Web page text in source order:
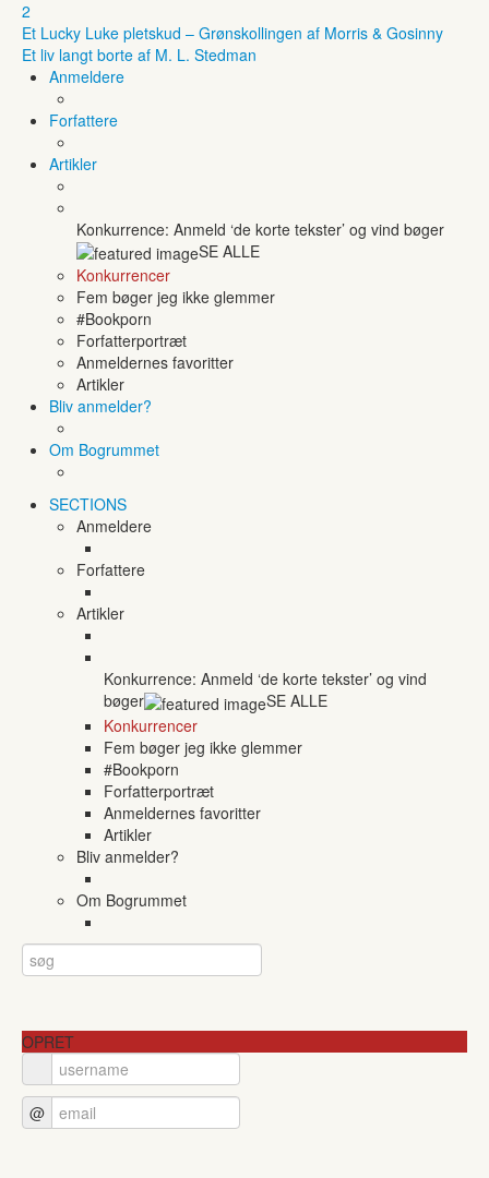
2
Et Lucky Luke pletskud – Grønskollingen af Morris & Gosinny
Et liv langt borte af M. L. Stedman
Anmeldere
Forfattere
Artikler
Konkurrence: Anmeld ‘de korte tekster’ og vind bøger
SE ALLE
Konkurrencer
Fem bøger jeg ikke glemmer
#Bookporn
Forfatterportræt
Anmeldernes favoritter
Artikler
Bliv anmelder?
Om Bogrummet
SECTIONS
Anmeldere
Forfattere
Artikler
Konkurrence: Anmeld ‘de korte tekster’ og vind
bøger
SE ALLE
Konkurrencer
Fem bøger jeg ikke glemmer
#Bookporn
Forfatterportræt
Anmeldernes favoritter
Artikler
Bliv anmelder?
Om Bogrummet
OPRET
@